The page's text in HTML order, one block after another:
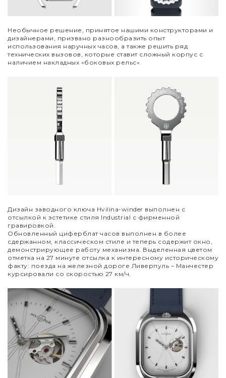
Необычное решение, принятое нашими конструкторами и
дизайнерами, призвано разнообразить опыт
использования наручных часов, а также решить ряд
технических вызовов, которые ставит сложный корпус с
наличием накладных «боковых рельс».
Дизайн заводного ключа Hvilina-winder выполнен с
отсылкой к эстетике стиля Industrial с фирменной
гравировкой.
Обновленный циферблат часов выполнен в более
сдержанном, классическом стиле и теперь содержит окно,
демонстрирующее работу механизма. Выделенная цветом
отметка на 27 минуте отсылка к интересному историческому
факту: поезда на железной дороге Ливерпуль – Манчестер
курсировали со скоростью 27 км/ч.